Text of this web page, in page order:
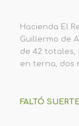
Hacienda El
Guillermo de
de 42 totales,
en terna, dos
FALTÓ